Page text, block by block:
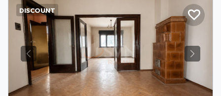
Previous Next
DISCOUNT